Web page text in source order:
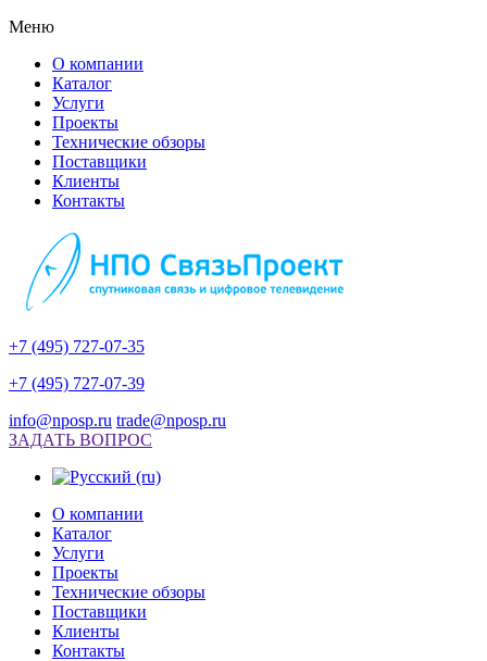
Меню
О компании
Каталог
Услуги
Проекты
Технические обзоры
Поставщики
Клиенты
Контакты
+7 (495) 727-07-35
+7 (495) 727-07-39
info@nposp.ru trade@nposp.ru
ЗАДАТЬ ВОПРОС
О компании
Каталог
Услуги
Проекты
Технические обзоры
Поставщики
Клиенты
Контакты